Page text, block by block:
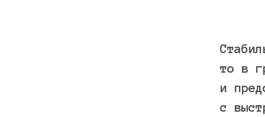
то в
и
с